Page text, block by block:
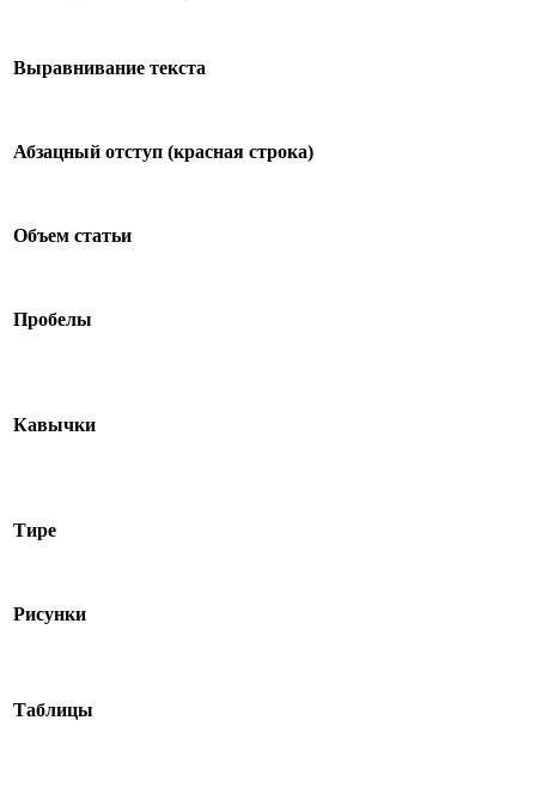
Выравнивание текста
Абзацный отступ (красная строка)
Объем статьи
Пробелы
Кавычки
Тире
Рисунки
Таблицы